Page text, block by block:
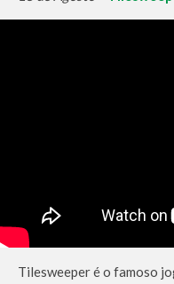
Tilesweeper é o famoso